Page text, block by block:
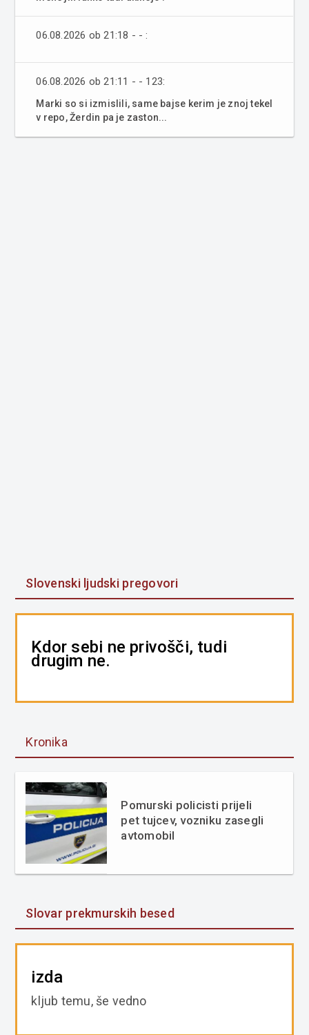
06.08.2026 ob 21:18 - - :
06.08.2026 ob 21:11 - - 123:
Marki so si izmislili, same bajse kerim je znoj tekel
v repo, Žerdin pa je zaston...
Slovenski ljudski pregovori
Kdor sebi ne privošči, tudi
drugim ne.
Kronika
Pomurski policisti prijeli
pet tujcev, vozniku zasegli
avtomobil
Slovar prekmurskih besed
izda
kljub temu, še vedno